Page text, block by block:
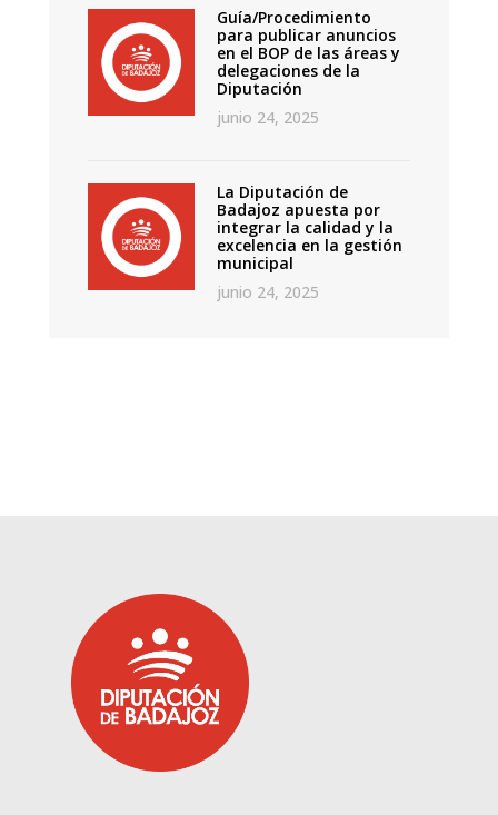
Guía/Procedimiento
para publicar anuncios
en el BOP de las áreas y
delegaciones de la
Diputación
junio 24, 2025
La Diputación de
Badajoz apuesta por
integrar la calidad y la
excelencia en la gestión
municipal
junio 24, 2025